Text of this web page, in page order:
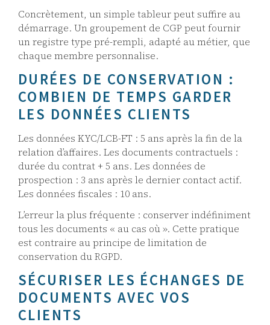
Concrètement, un simple tableur peut suffire au
démarrage. Un groupement de CGP peut fournir
un registre type pré-rempli, adapté au métier, que
chaque membre personnalise.
DURÉES DE CONSERVATION :
COMBIEN DE TEMPS GARDER
LES DONNÉES CLIENTS
Les données KYC/LCB-FT : 5 ans après la fin de la
relation d’affaires. Les documents contractuels :
durée du contrat + 5 ans. Les données de
prospection : 3 ans après le dernier contact actif.
Les données fiscales : 10 ans.
L’erreur la plus fréquente : conserver indéfiniment
tous les documents « au cas où ». Cette pratique
est contraire au principe de limitation de
conservation du RGPD.
SÉCURISER LES ÉCHANGES DE
DOCUMENTS AVEC VOS
CLIENTS